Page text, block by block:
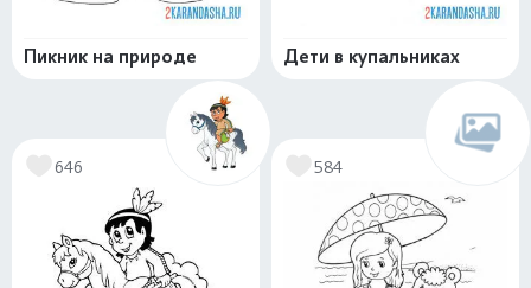
Пикник на природе Дети в купальниках
646 584